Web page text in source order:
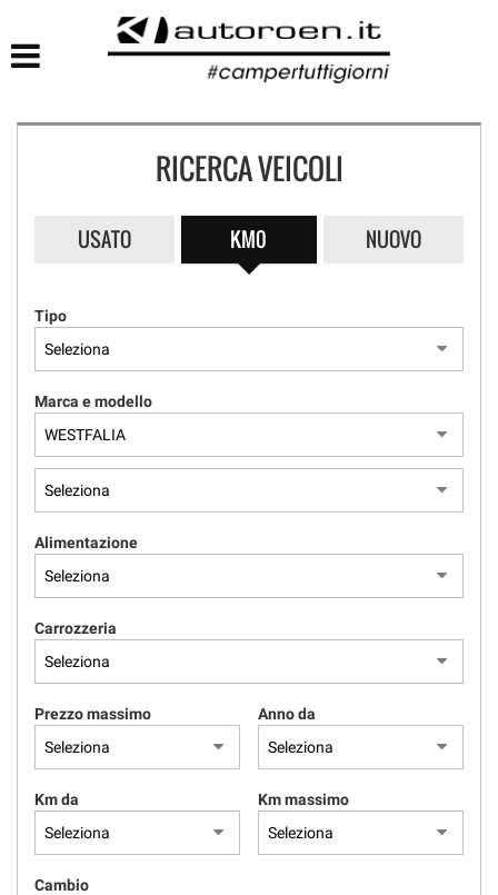
RICERCA VEICOLI
USATO KM0 NUOVO
Tipo
Marca e modello
Alimentazione
Carrozzeria
Prezzo massimo Anno da
Km da Km massimo
Cambio